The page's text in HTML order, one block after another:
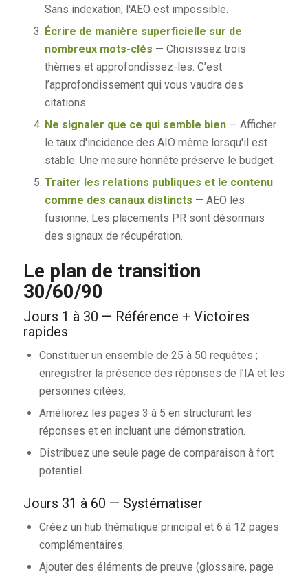
Sans indexation, l'AEO est impossible.
Écrire de manière superficielle sur de
nombreux mots-clés — Choisissez trois
thèmes et approfondissez-les. C’est
l’approfondissement qui vous vaudra des
citations.
Ne signaler que ce qui semble bien— Afficher
le taux d'incidence des AIO même lorsqu'il est
stable. Une mesure honnête préserve le budget.
Traiter les relations publiques et le contenu
comme des canaux distincts — AEO les
fusionne. Les placements PR sont désormais
des signaux de récupération.
Le plan de transition
30/60/90
Jours 1 à 30 — Référence + Victoires
rapides
Constituer un ensemble de 25 à 50 requêtes ;
enregistrer la présence des réponses de l’IA et les
personnes citées.
Améliorez les pages 3 à 5 en structurant les
réponses et en incluant une démonstration.
Distribuez une seule page de comparaison à fort
potentiel.
Jours 31 à 60 — Systématiser
Créez un hub thématique principal et 6 à 12 pages
complémentaires.
Ajouter des éléments de preuve (glossaire, page